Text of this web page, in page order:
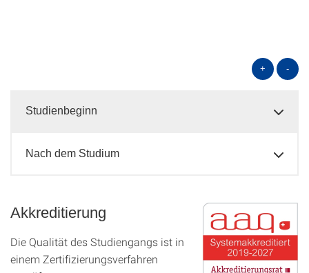
+ -
Studienbeginn
Nach dem Studium
Akkreditierung
Die Qualität des Studien­gangs ist in
einem Zer­ti­fizier­ungs­ver­fahren